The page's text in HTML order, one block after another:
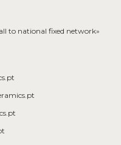
to national fixed network»